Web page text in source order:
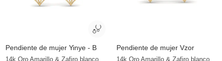
Pendiente de mujer Yinye - B
14k Oro Amarillo & Zafiro blanco
Pendiente de mujer Vzor
14k Oro Amarillo & Zafiro blanco